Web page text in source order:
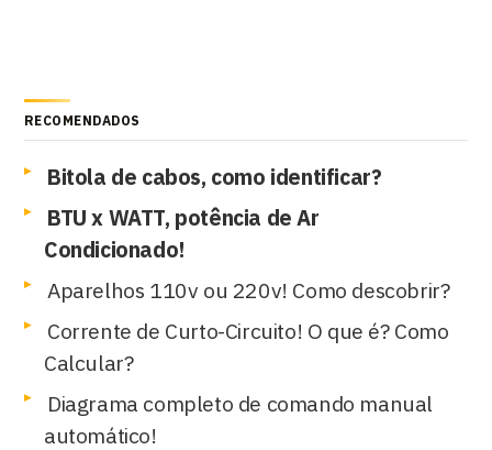
RECOMENDADOS
Bitola de cabos, como identificar?
BTU x WATT, potência de Ar
Condicionado!
Aparelhos 110v ou 220v! Como descobrir?
Corrente de Curto-Circuito! O que é? Como
Calcular?
Diagrama completo de comando manual
automático!